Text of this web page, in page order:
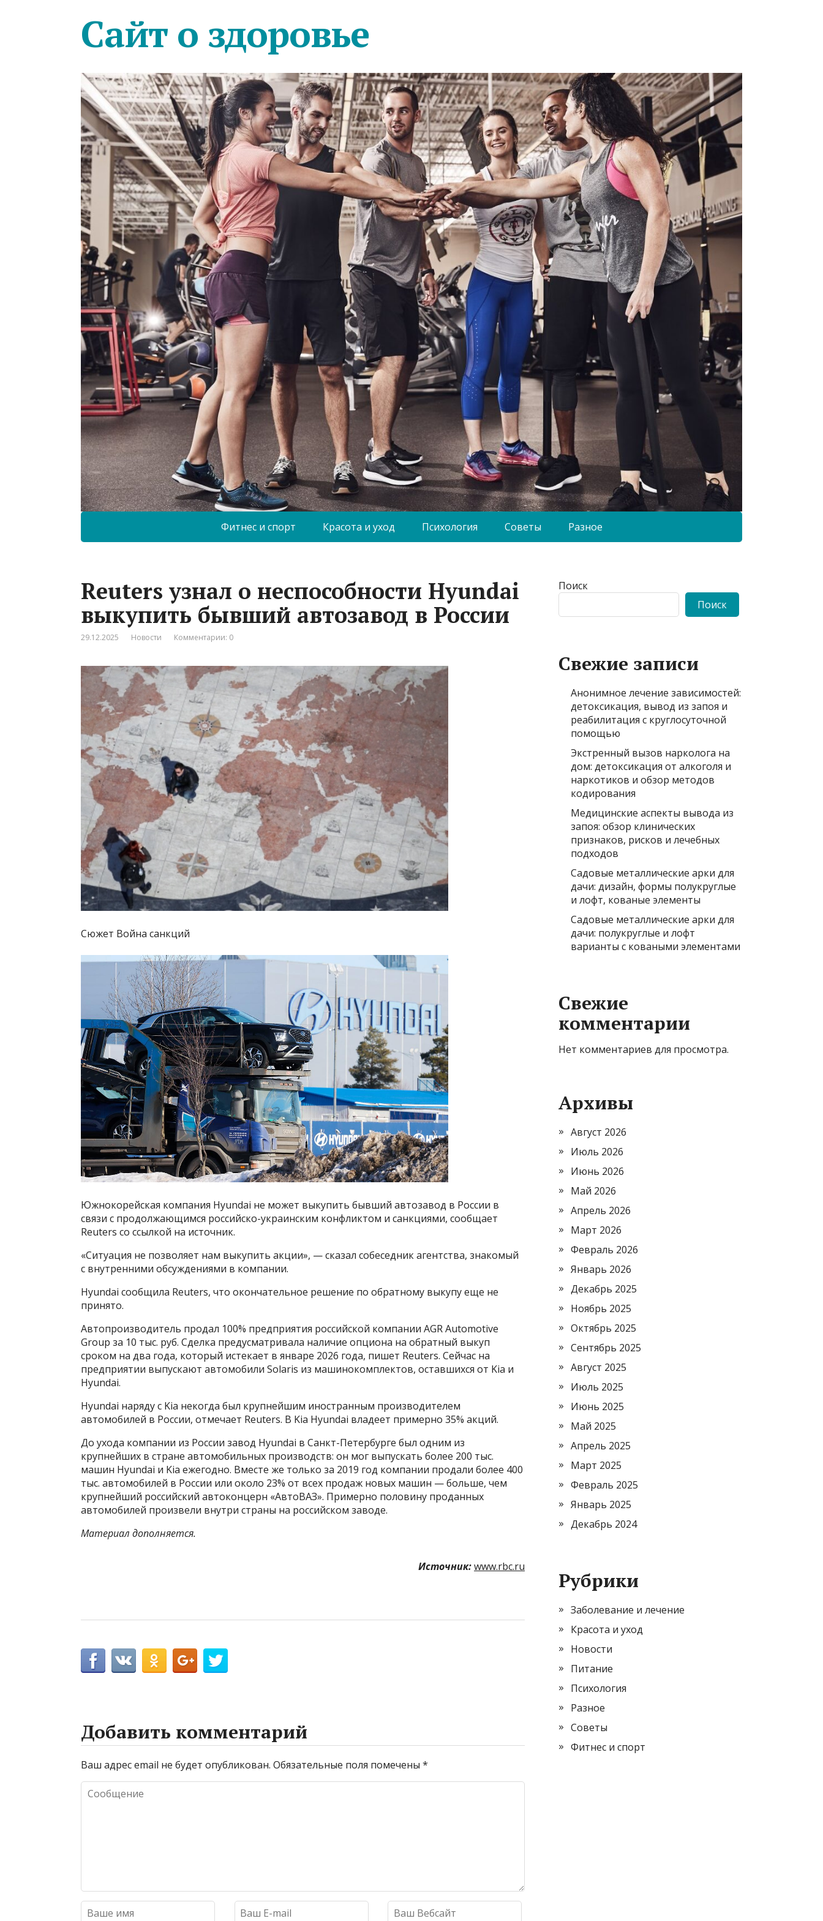
Сайт о здоровье
Фитнес и спорт Красота и уход Психология Советы Разное
Reuters узнал о неспособности Hyundai
выкупить бывший автозавод в России
29.12.2025 Новости Комментарии: 0
Сюжет Война санкций
Южнокорейская компания Hyundai не может выкупить бывший автозавод в России в
связи с продолжающимся российско-украинским конфликтом и санкциями, сообщает
Reuters со ссылкой на источник.
«Ситуация не позволяет нам выкупить акции», — сказал собеседник агентства, знакомый
с внутренними обсуждениями в компании.
Hyundai сообщила Reuters, что окончательное решение по обратному выкупу еще не
принято.
Автопроизводитель продал 100% предприятия российской компании AGR Automotive
Group за 10 тыс. руб. Сделка предусматривала наличие опциона на обратный выкуп
сроком на два года, который истекает в январе 2026 года, пишет Reuters. Сейчас на
предприятии выпускают автомобили Solaris из машинокомплектов, оставшихся от Kia и
Hyundai.
Hyundai наряду с Kia некогда был крупнейшим иностранным производителем
автомобилей в России, отмечает Reuters. В Kia Hyundai владеет примерно 35% акций.
До ухода компании из России завод Hyundai в Санкт-Петербурге был одним из
крупнейших в стране автомобильных производств: он мог выпускать более 200 тыс.
машин Hyundai и Kia ежегодно. Вместе же только за 2019 год компании продали более 400
тыс. автомобилей в России или около 23% от всех продаж новых машин — больше, чем
крупнейший российский автоконцерн «АвтоВАЗ». Примерно половину проданных
автомобилей произвели внутри страны на российском заводе.
Материал дополняется.
Источник:www.rbc.ru
Добавить комментарий
Ваш адрес email не будет опубликован. Обязательные поля помечены *
Поиск
Поиск
Свежие записи
Анонимное лечение зависимостей:
детоксикация, вывод из запоя и
реабилитация с круглосуточной
помощью
Экстренный вызов нарколога на
дом: детоксикация от алкоголя и
наркотиков и обзор методов
кодирования
Медицинские аспекты вывода из
запоя: обзор клинических
признаков, рисков и лечебных
подходов
Садовые металлические арки для
дачи: дизайн, формы полукруглые
и лофт, кованые элементы
Садовые металлические арки для
дачи: полукруглые и лофт
варианты с коваными элементами
Свежие
комментарии
Нет комментариев для просмотра.
Архивы
Август 2026
Июль 2026
Июнь 2026
Май 2026
Апрель 2026
Март 2026
Февраль 2026
Январь 2026
Декабрь 2025
Ноябрь 2025
Октябрь 2025
Сентябрь 2025
Август 2025
Июль 2025
Июнь 2025
Май 2025
Апрель 2025
Март 2025
Февраль 2025
Январь 2025
Декабрь 2024
Рубрики
Заболевание и лечение
Красота и уход
Новости
Питание
Психология
Разное
Советы
Фитнес и спорт